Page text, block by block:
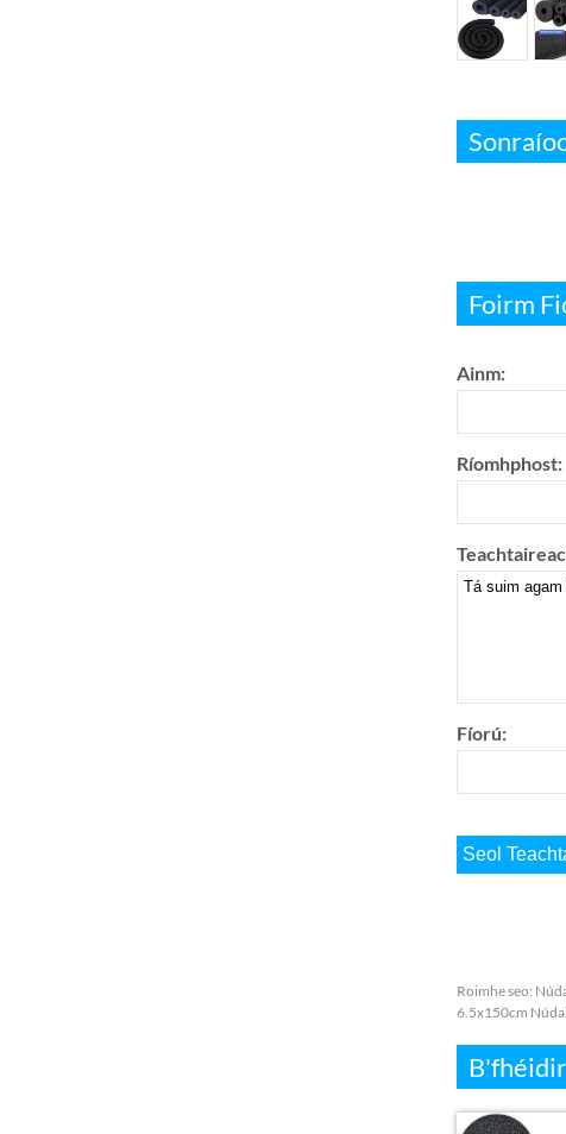
Foirm
Ainm:
Ríomhphost:
Fíorú:
Roimhe seo:
6.5x150cm